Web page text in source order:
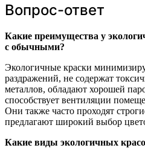
Вопрос-ответ
Какие преимущества у
с обычными?
Экологичные краски
раздражений, не содержат
металлов, обладают хорошей
способствует вентиляции
Они также часто проходят
предлагают широкий выбор
Какие виды экологичных